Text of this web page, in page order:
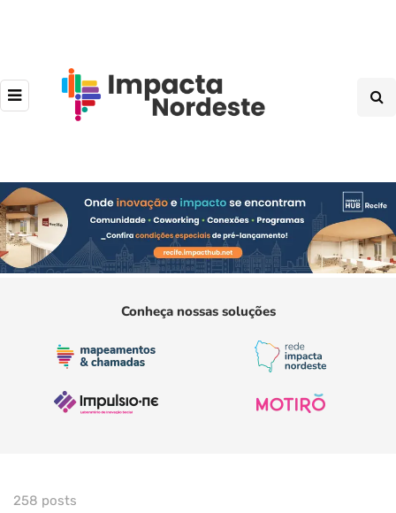
Conheça nossas soluções
258 posts